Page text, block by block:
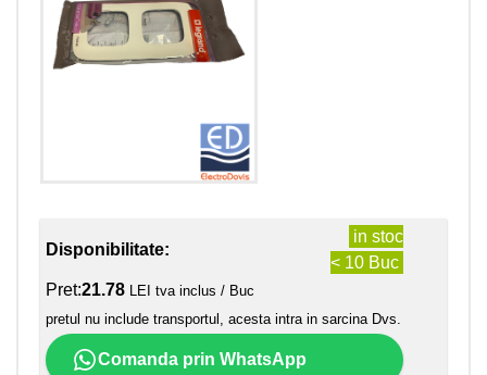
Disponibilitate:
in stoc
< 10 Buc
Pret:21.78 LEI tva inclus / Buc
pretul nu include transportul, acesta intra in sarcina Dvs.
Comanda prin WhatsApp